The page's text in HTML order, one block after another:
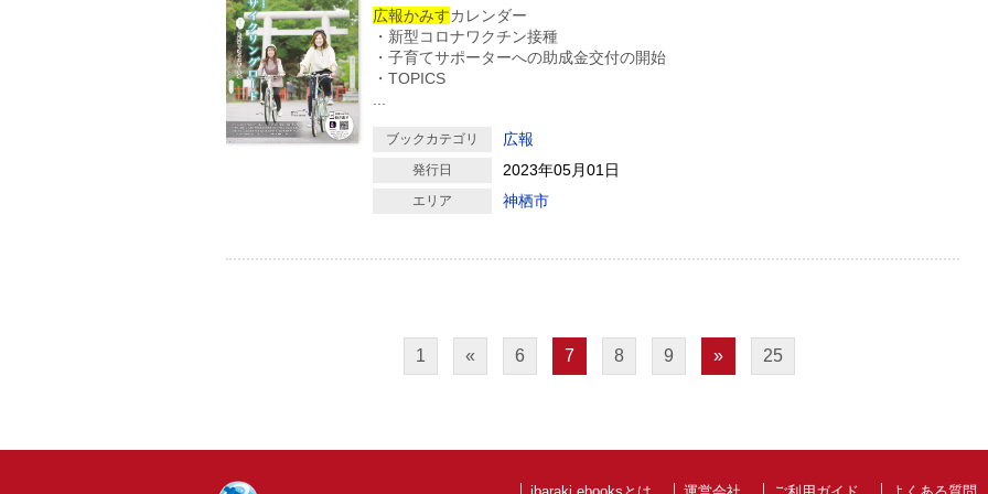
広報かみすカレンダー
・新型コロナワクチン接種
・子育てサポーターへの助成金交付の開始
・TOPICS
ブックカテゴリ 広報
発行日 2023年05月01日
エリア 神栖市
1 « 6 7 8 9 » 25